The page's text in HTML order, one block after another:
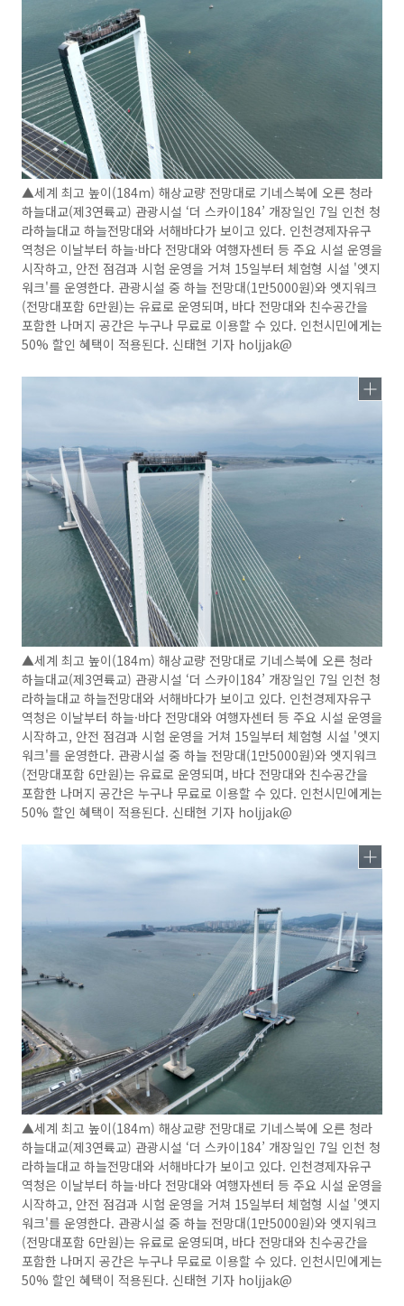
▲세계 최고 높이(184m) 해상교량 전망대로 기네스북에 오른 청라
하늘대교(제3연륙교) 관광시설 ‘더 스카이184’ 개장일인 7일 인천 청
라하늘대교 하늘전망대와 서해바다가 보이고 있다. 인천경제자유구
역청은 이날부터 하늘·바다 전망대와 여행자센터 등 주요 시설 운영을
시작하고, 안전 점검과 시험 운영을 거쳐 15일부터 체험형 시설 '엣지
워크'를 운영한다. 관광시설 중 하늘 전망대(1만5000원)와 엣지워크
(전망대포함 6만원)는 유료로 운영되며, 바다 전망대와 친수공간을
포함한 나머지 공간은 누구나 무료로 이용할 수 있다. 인천시민에게는
50% 할인 혜택이 적용된다. 신태현 기자 holjjak@
▲세계 최고 높이(184m) 해상교량 전망대로 기네스북에 오른 청라
하늘대교(제3연륙교) 관광시설 ‘더 스카이184’ 개장일인 7일 인천 청
라하늘대교 하늘전망대와 서해바다가 보이고 있다. 인천경제자유구
역청은 이날부터 하늘·바다 전망대와 여행자센터 등 주요 시설 운영을
시작하고, 안전 점검과 시험 운영을 거쳐 15일부터 체험형 시설 '엣지
워크'를 운영한다. 관광시설 중 하늘 전망대(1만5000원)와 엣지워크
(전망대포함 6만원)는 유료로 운영되며, 바다 전망대와 친수공간을
포함한 나머지 공간은 누구나 무료로 이용할 수 있다. 인천시민에게는
50% 할인 혜택이 적용된다. 신태현 기자 holjjak@
▲세계 최고 높이(184m) 해상교량 전망대로 기네스북에 오른 청라
하늘대교(제3연륙교) 관광시설 ‘더 스카이184’ 개장일인 7일 인천 청
라하늘대교 하늘전망대와 서해바다가 보이고 있다. 인천경제자유구
역청은 이날부터 하늘·바다 전망대와 여행자센터 등 주요 시설 운영을
시작하고, 안전 점검과 시험 운영을 거쳐 15일부터 체험형 시설 '엣지
워크'를 운영한다. 관광시설 중 하늘 전망대(1만5000원)와 엣지워크
(전망대포함 6만원)는 유료로 운영되며, 바다 전망대와 친수공간을
포함한 나머지 공간은 누구나 무료로 이용할 수 있다. 인천시민에게는
50% 할인 혜택이 적용된다. 신태현 기자 holjjak@